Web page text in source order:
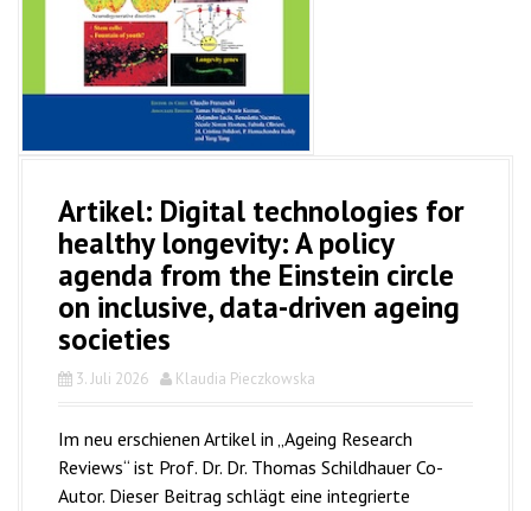
Artikel: Digital technologies for
healthy longevity: A policy
agenda from the Einstein circle
on inclusive, data-driven ageing
societies
3. Juli 2026 Klaudia Pieczkowska
Im neu erschienen Artikel in „Ageing Research
Reviews“ ist Prof. Dr. Dr. Thomas Schildhauer Co-
Autor. Dieser Beitrag schlägt eine integrierte